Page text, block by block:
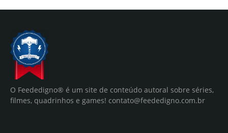
O Feededigno® é um site de conteúdo autoral sobre séries,
filmes, quadrinhos e games! contato@feededigno.com.br